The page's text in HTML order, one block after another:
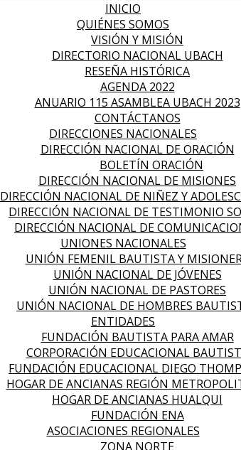
INICIO
QUIÉNES SOMOS
VISIÓN Y MISIÓN
DIRECTORIO NACIONAL UBACH
RESEÑA HISTÓRICA
AGENDA 2022
ANUARIO 115 ASAMBLEA UBACH 2023
CONTÁCTANOS
DIRECCIONES NACIONALES
DIRECCIÓN NACIONAL DE ORACIÓN
BOLETÍN ORACIÓN
DIRECCIÓN NACIONAL DE MISIONES
DIRECCIÓN NACIONAL DE NIÑEZ Y
DIRECCIÓN NACIONAL DE TESTIMONIO
DIRECCIÓN NACIONAL DE
UNIONES NACIONALES
UNIÓN FEMENIL BAUTISTA Y
UNIÓN NACIONAL DE JÓVENES
UNIÓN NACIONAL DE PASTORES
UNIÓN NACIONAL DE HOMBRES
ENTIDADES
FUNDACIÓN BAUTISTA PARA AMAR
CORPORACIÓN EDUCACIONAL
FUNDACIÓN EDUCACIONAL DIEGO
HOGAR DE ANCIANAS REGIÓN
HOGAR DE ANCIANAS HUALQUI
FUNDACIÓN ENA
ASOCIACIONES REGIONALES
ZONA NORTE